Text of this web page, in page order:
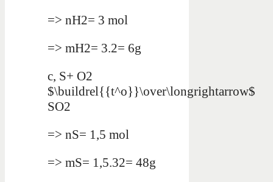
=> nH2= 3 mol
=> mH2= 3.2= 6g
c, S+ O2
$\buildrel{{t^o}}\over\longrightarrow$
SO2
=> nS= 1,5 mol
=> mS= 1,5.32= 48g